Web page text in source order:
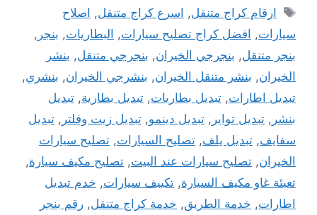
الوسوم
ارقام كراج متنقل, اسرع كراج متنقل, اصلاح
سيارات, افضل كراج تصليح سيارات, البطاريات, بنجر ,
بنجر متنقل, بنجرجي الخيران, بنجرجي متنقل, بنشر
الخيران, بنشر متنقل الخيران, بنشرجي الخيران, بنشري,
تبديل اطارات, تبديل بطاريات, تبديل بطارية, تبديل
بنشر , تبديل تواير , تبديل دينمو, تبديل زيت وفلتر , تبديل
سفايف, تبديل يلف, تصليح السيارات, تصليح سيارات
الخيران, تصليح سيارات عند البيت, تصليح مكيف سيارة,
تعبئة غاو مكيف السيارة, تكييف سيارات, خدم تبديل
اطارات, خدمة الطريق, خدمة كراج متنقل, رقم بنجر